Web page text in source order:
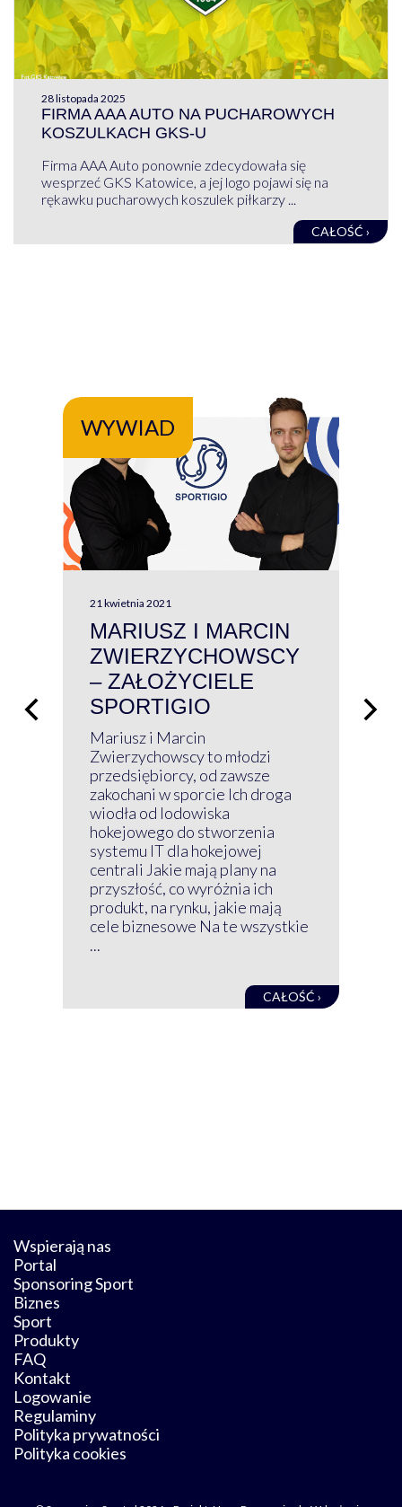
28 listopada 2025
FIRMA AAA AUTO NA PUCHAROWYCH
KOSZULKACH GKS-U
Firma AAA Auto ponownie zdecydowała się
wesprzeć GKS Katowice, a jej logo pojawi się na
rękawku pucharowych koszulek piłkarzy ...
CAŁOŚĆ ›
WYWIAD
21 kwietnia 2021
MARIUSZ I MARCIN
ZWIERZYCHOWSCY
– ZAŁOŻYCIELE
SPORTIGIO
Mariusz i Marcin
Zwierzychowscy to młodzi
przedsiębiorcy, od zawsze
zakochani w sporcie Ich droga
wiodła od lodowiska
hokejowego do stworzenia
systemu IT dla hokejowej
centrali Jakie mają plany na
przyszłość, co wyróżnia ich
produkt, na rynku, jakie mają
cele biznesowe Na te wszystkie
...
CAŁOŚĆ ›
Wspierają nas
Portal
Sponsoring Sport
Biznes
Sport
Produkty
FAQ
Kontakt
Logowanie
Regulaminy
Polityka prywatności
Polityka cookies